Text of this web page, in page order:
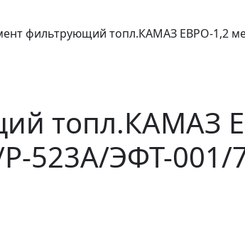
фильтрующий топл.КАМАЗ ЕВРО-1,2
топл.КАМАЗ
523А/ЭФТ-001/